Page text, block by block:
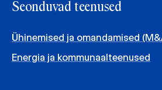
Seonduvad teenused
Ühinemised ja omandamised
Energia ja kommunaalteenused